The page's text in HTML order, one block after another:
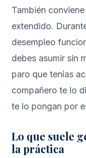
También
extendido.
desempleo
debes asumir sin
paro que tenías
compañero te lo
te lo pongan por
Lo que suele
la práctica